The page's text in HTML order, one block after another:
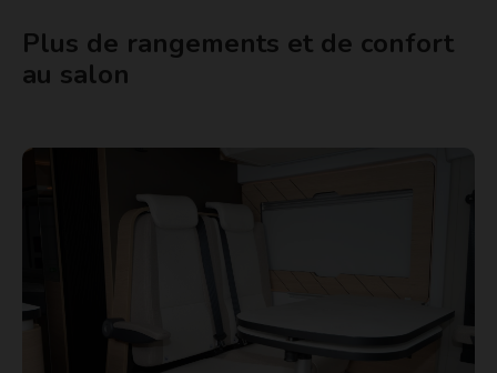
Plus de rangements et de confort
au salon